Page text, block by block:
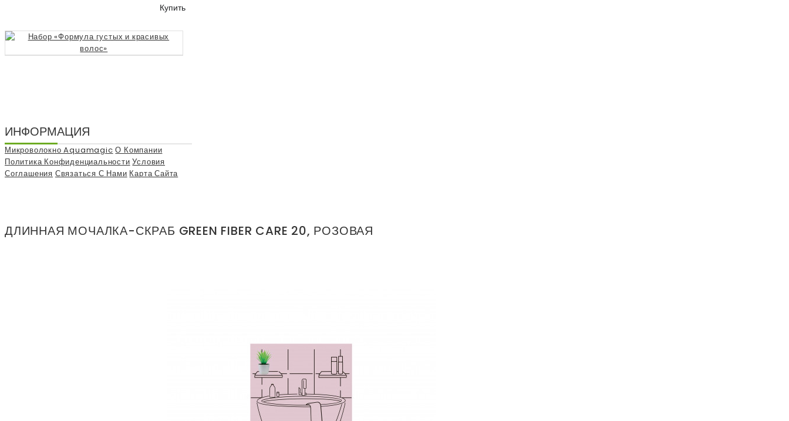
Купить
ИНФОРМАЦИЯ
Микроволокно Aquamagic О Компании
Политика Конфиденциальности Условия
Соглашения Связаться С Нами Карта Сайта
ДЛИННАЯ МОЧАЛКА-СКРАБ GREEN FIBER CARE 20, РОЗОВАЯ